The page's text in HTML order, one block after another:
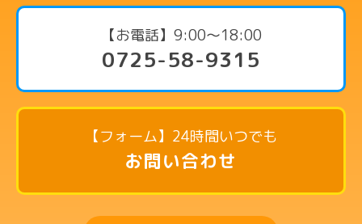
代表挨拶
コース・料金案内
ピアノコース
リトミックコース
英語リトミックコース
ドラムコース
【お電話】9:00〜18:00
0725-58-9315
【フォーム】24時間いつでも
お問い合わせ